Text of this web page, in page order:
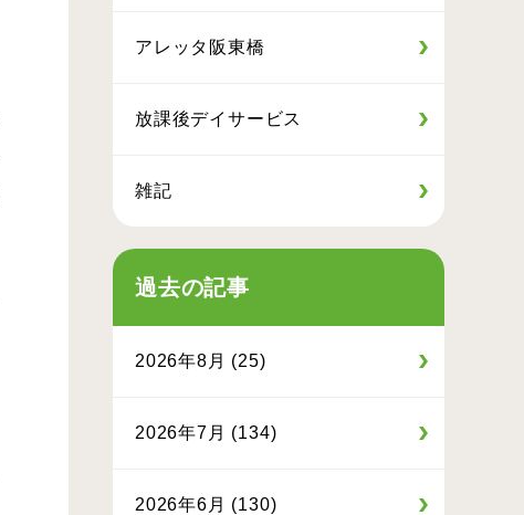
アレッタ阪東橋
放課後デイサービス
雑記
過去の記事
2026年8月 (25)
2026年7月 (134)
2026年6月 (130)